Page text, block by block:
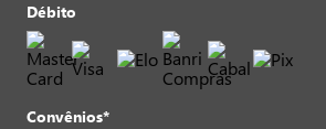
Débito
Convênios*